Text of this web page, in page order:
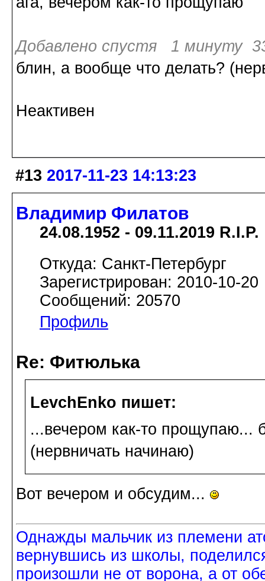
Добавлено спустя 1 минуту
блин, а вообще что делать?
Неактивен
#13 2017-11-23 14:13:23
Владимир Филатов
24.08.1952 - 09.11.2019 R.I.P.
Откуда: Санкт-Петербург
Зарегистрирован: 2010-10-20
Сообщений: 20570
Профиль
Re: Фитюлька
LevchEnko пишет:
...вечером как-то прощупаю...
(нервничать начинаю)
Вот вечером и обсудим...
Однажды мальчик из племени
вернувшись из школы,
произошли не от ворона, а от